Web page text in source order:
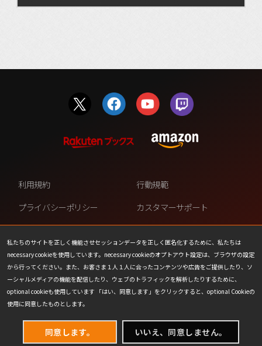
私たちのサイトを正しく機能させセッションデータを正しく匿名化するために、私たちは
necessary cookieを使用しています。necessary cookieのオプトアウト設定は、ブラウザの設定
から行ってください。また、お客さま１人１人に合ったコンテンツや広告をご提供したり、ソ
ーシャルメディアの機能を配信したり、ウェブのトラフィックを解析したりするために、
optional cookieも使用しています 「はい、同意します」をクリックすると、optional Cookieの
使用に同意したものとします。
同意します。 いいえ、同意しません。
利用規約
行動規範
プライバシーポリシー
カスタマーサポート
ファンコンテンツ・ポリシー
個人情報の販売や共有を許可し
ない
COOKIE
プレスリリース
会社情報
お問い合わせ